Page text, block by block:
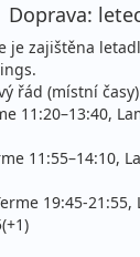
18 791
za 8 dní (7
Doprava:
je zajištěna
řád (místní
11:20–13:40,
11:55–14:10,
19:45-21:55,